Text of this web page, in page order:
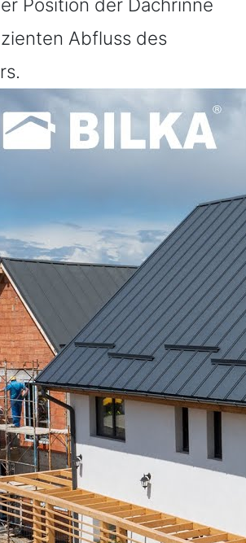
Position der Dachrinne
Abfluss des